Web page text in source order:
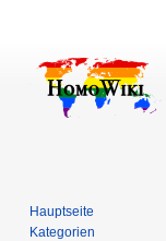
Hauptseite
Kategorien